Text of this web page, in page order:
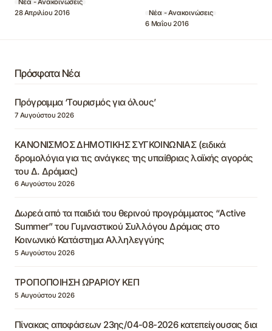
Νέα - Ανακοινώσεις
28 Απριλίου 2016
Νέα - Ανακοινώσεις
6 Μαΐου 2016
Πρόσφατα Νέα
Πρόγραμμα ‘Τουρισμός για όλους’
7 Αυγούστου 2026
ΚΑΝΟΝΙΣΜΟΣ ΔΗΜΟΤΙΚΗΣ ΣΥΓΚΟΙΝΩΝΙΑΣ (ειδικά
δρομολόγια για τις ανάγκες της υπαίθριας λαϊκής αγοράς
του Δ. Δράμας)
6 Αυγούστου 2026
Δωρεά από τα παιδιά του θερινού προγράμματος “Active
Summer” του Γυμναστικού Συλλόγου Δράμας στο
Κοινωνικό Κατάστημα Αλληλεγγύης
5 Αυγούστου 2026
ΤΡΟΠΟΠΟΙΗΣΗ ΩΡΑΡΙΟΥ ΚΕΠ
5 Αυγούστου 2026
Πίνακας αποφάσεων 23ης/04-08-2026 κατεπείγουσας δια